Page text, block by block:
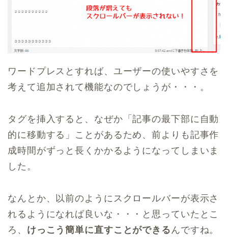
ワードプレスとすれば、ユーザーの使いやすさを
考えて追加されて機能なのでしょうが・・・。
タグを挿入すると、なぜか「記事の最下部に自動
的に移動する」ことがあるため、前よりも記事作
成時間がずっと長くかかるようになってしまいま
した。
なんとか、以前のようにスクロールバーが表示さ
れるようになれば良いな・・・と思っていたとこ
ろ、 けっこう簡単に直すことができる んですね。